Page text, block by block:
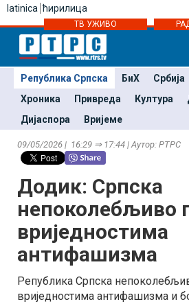
latinica ћирилица
ТВ УЖИВО
Република Српска БиХ Србија
Хроника
Привреда Култура
Дијаспора
Вријеме
09/05/2026 | 16:29 ⇒ 17:44 | Аутор: РТРС
Додик: Српска
непоколебљиво
вриједностима
антифашизма
Република Српска
вриједностима антифашизма и